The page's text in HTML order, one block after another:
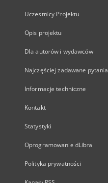
Uczestnicy Projektu
Opis projektu
Dla autorów i wydawców
Najczęściej zadawane pytania
Informacje techniczne
Kontakt
Statystyki
Oprogramowanie dLibra
Polityka prywatności